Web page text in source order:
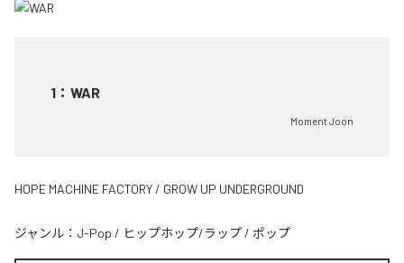
1 ： WAR
Moment Joon
HOPE MACHINE FACTORY / GROW UP UNDERGROUND
ジャンル： J-Pop / ヒップホップ/ラップ / ポップ